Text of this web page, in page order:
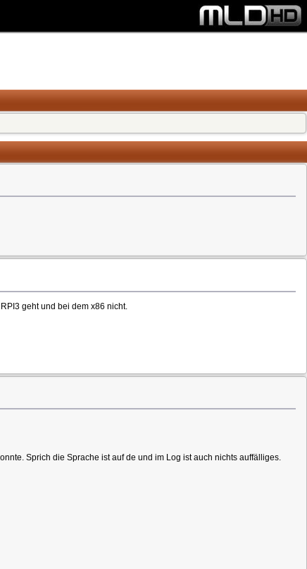
geht und bei dem x86 nicht.
Sprich die Sprache ist auf de und im Log ist auch nichts auffälliges.